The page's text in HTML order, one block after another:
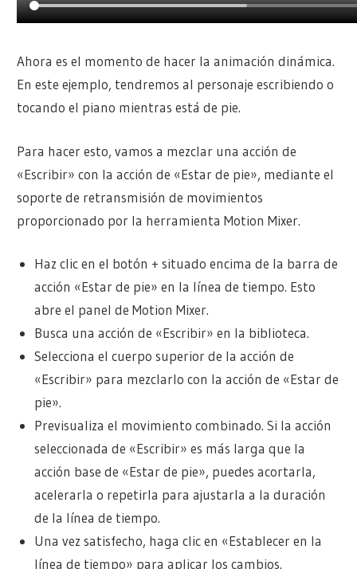
Ahora es el momento de hacer la animación dinámica.
En este ejemplo, tendremos al personaje escribiendo o
tocando el piano mientras está de pie.
Para hacer esto, vamos a mezclar una acción de
«Escribir» con la acción de «Estar de pie», mediante el
soporte de retransmisión de movimientos
proporcionado por la herramienta Motion Mixer.
Haz clic en el botón + situado encima de la barra de
acción «Estar de pie» en la línea de tiempo. Esto
abre el panel de Motion Mixer.
Busca una acción de «Escribir» en la biblioteca.
Selecciona el cuerpo superior de la acción de
«Escribir» para mezclarlo con la acción de «Estar de
pie».
Previsualiza el movimiento combinado. Si la acción
seleccionada de «Escribir» es más larga que la
acción base de «Estar de pie», puedes acortarla,
acelerarla o repetirla para ajustarla a la duración
de la línea de tiempo.
Una vez satisfecho, haga clic en «Establecer en la
línea de tiempo» para aplicar los cambios.